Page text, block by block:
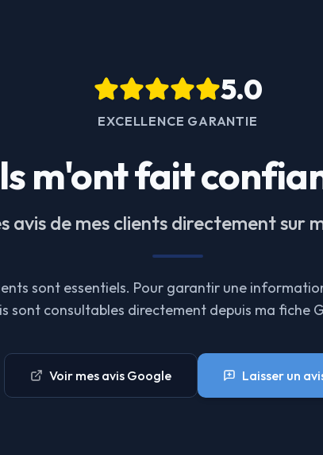
5.0
EXCELLENCE GARANTIE
m'ont fait
avis de mes clients directement sur
sont essentiels. Pour garantir une
sont consultables directement depuis ma fiche
Voir mes avis Google Laisser un